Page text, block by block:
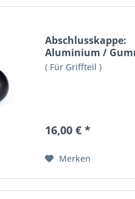
Abschlusskappe:
Aluminium /
( Für Griffteil )
16,00 € *
Merken